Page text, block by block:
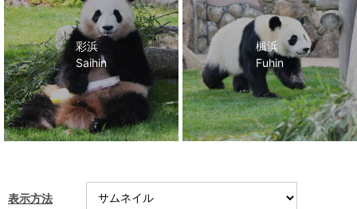
彩浜
Saihin
楓浜
Fuhin
表示方法